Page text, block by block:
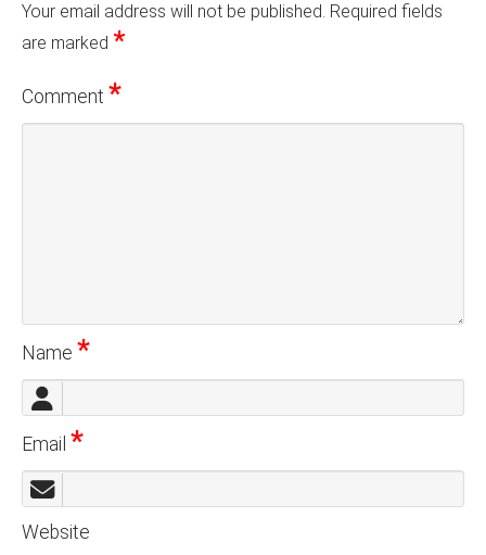
Your email address will not be published. Required fields
are marked *
Comment *
Name *
Email *
Website